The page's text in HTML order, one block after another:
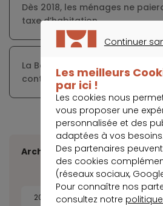
Dès 2018, les ménages ne
taxe d’habitation
La Banque de France et
contre l’exclusion financière
Archives
2026 2025 2024
Continuer
Les meilleurs
par ici !
Les cookies nous
vous proposer une
personnalisée et des
adaptées à vos besoins.
Des partenaires
des cookies
(réseaux sociaux,
Pour connaître nos
consultez notre